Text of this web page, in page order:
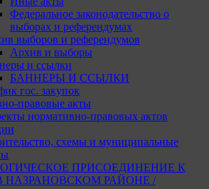
Федеральное законодательство о
выборах и референдумах
выборов и референдумов
Архив и выборы
и ссылки
БАННЕРЫ И ССЫЛКИ
гос. закупок
правовые акты
нормативно-правовых актов
схемы и муниципальные
ПРИСОЕДИНЕНИЕ К
НАЗРАНОВСКОМ РАЙОНЕ /